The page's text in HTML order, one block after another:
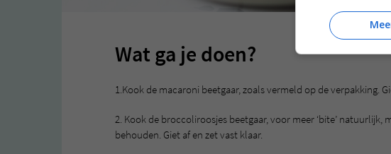
Wat ga je doen?
1.Kook de macaroni beetgaar, zoals vermeld op de verpakking.
2. Kook de broccoliroosjes beetgaar, voor meer ‘bite’ natuurlijk,
behouden. Giet af en zet vast klaar.